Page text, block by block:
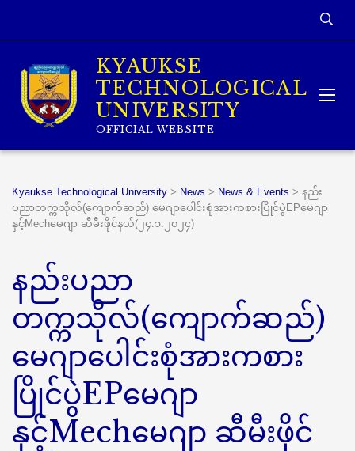
KYAUKSE
TECHNOLOGICAL
UNIVERSITY
OFFICIAL WEBSITE
Kyaukse Technological University > News > News & Events > နည်း
ပညာတက္ကသိုလ်(ကျောက်ဆည်) မေဂျာပေါင်းစုံအားကစားပြိုင်ပွဲEPမေဂျာ
နှင့်Mechမေဂျာ ဆီမီးဖိုင်နယ်(၂၄.၁.၂၀၂၄)
နည်းပညာ
တက္ကသိုလ်(ကျောက်ဆည်)
မေဂျာပေါင်းစုံအားကစား
ပြိုင်ပွဲEPမေဂျာ
နှင့်Mechမေဂျာ ဆီမီးဖိုင်